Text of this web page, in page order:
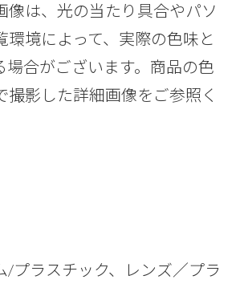
像は、光の当たり具合やパソ
環境によって、実際の色味と
場合がございます。商品の色
撮影した詳細画像をご参照く
/プラスチック、レンズ／プラ